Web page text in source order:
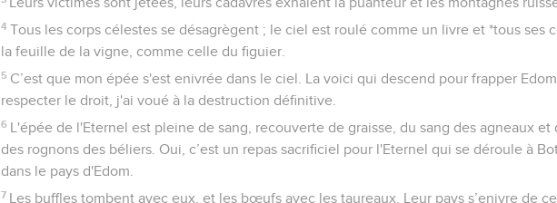
4 Tous les corps célestes se désagrègent ; le ciel est roulé comme un livre et *tous ses
la feuille de la vigne, comme celle du figuier.
5 C’est que mon épée s'est enivrée dans le ciel. La voici qui descend pour frapper
respecter le droit, j'ai voué à la destruction définitive.
6
L'épée de l'Eternel est pleine de sang, recouverte de graisse, du sang des agneaux et
des rognons des béliers. Oui, c’est un repas sacrificiel pour l'Eternel qui se déroule à
dans le pays d'Edom.
7
Les buffles tombent avec eux, et les bœufs avec les taureaux. Leur pays s’enivre de